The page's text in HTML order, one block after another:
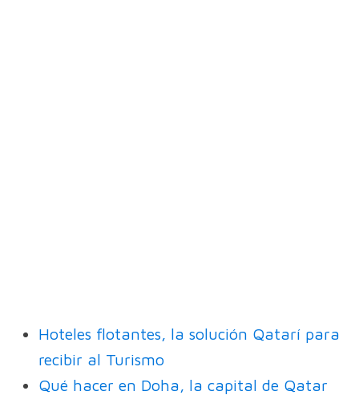
Hoteles flotantes, la solución Qatarí para
recibir al Turismo
Qué hacer en Doha, la capital de Qatar